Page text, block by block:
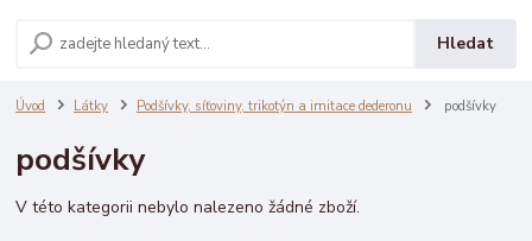
Hledat
Úvod Látky Podšívky, síťoviny, trikotýn a imitace dederonu podšívky
podšívky
V této kategorii nebylo nalezeno žádné zboží.